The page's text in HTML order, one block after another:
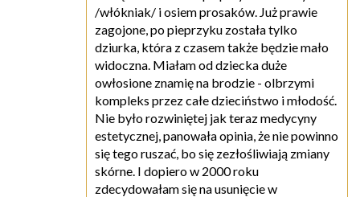
/włókniak/ i osiem prosaków. Już prawie
zagojone, po pieprzyku została tylko
dziurka, która z czasem także będzie mało
widoczna. Miałam od dziecka duże
owłosione znamię na brodzie - olbrzymi
kompleks przez całe dzieciństwo i młodość.
Nie było rozwiniętej jak teraz medycyny
estetycznej, panowała opinia, że nie powinno
się tego ruszać, bo się zezłośliwiają zmiany
skórne. I dopiero w 2000 roku
zdecydowałam się na usunięcie w